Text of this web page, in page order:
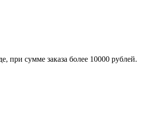
при сумме заказа более 10000 рублей.